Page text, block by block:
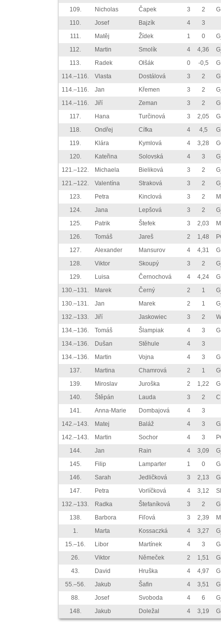
109. Nicholas Čapek 3 2
110.
Josef Bajzík 4
3
111.
Matěj Žídek 1 0
112.
Martin Smolík 4 4,36
113.
Radek Olšák 0 -0,5
114.–116.
Vlasta Dostálová 3 2
114.–116.
Jan Křemen 3 2
114.–116.
Jiří Zeman 3 2
117.
Hana Turčinová 3 2,05
118.
Ondřej Cífka 4 4,5
119.
Klára Kymlová 4 3,28
120.
Kateřina Solovská 4 3
121.–122.
Michaela Bieliková 3 2
121.–122.
Valentína Straková 3 2
123.
Petra Kinclová 3 2
124.
Jana Lepšová 3 2
125.
Patrik Štefek 3 2,03
126.
Tomáš Jareš 2 1,48
127.
Alexander Mansurov 4 4,31
128.
Viktor Skoupý 3 2
129.
Luisa Černochová 4 4,24
130.–131.
Marek Černý 2 1
130.–131.
Jan Marek 2 1
132.–133.
Jiří Jaskowiec 3 2
134.–136.
Tomáš Šlampiak 4 3
134.–136.
Dušan Stěhule 4
3
134.–136.
Martin Vojna 4 3
137.
Martina Chamrová 2 1
139.
Miroslav Juroška 2 1,22
140.
Štěpán Lauda 3 2
141.
Anna-Marie Dombajová 4
3
142.–143.
Matej Baláž 4 3
142.–143.
Martin Sochor 4 3
144.
Jan Rain 4 3,09
145.
Filip Lamparter 1 0
146.
Sarah Jedličková 3 2,13
147.
Petra Vorlíčková 4 3,12
132.–133.
Radka Štefaníková 3 2
138.
Barbora Fiľová 3 2,39
1.
Marta Kossaczká 4 3,27
15.–16.
Libor Martínek 4 3
26.
Viktor Němeček 2 1,51
43.
David Hruška 4 4,97
55.–56.
Jakub Šafin 4 3,51
88.
Josef Svoboda 4 6
148.
Jakub Doležal 4 3,19